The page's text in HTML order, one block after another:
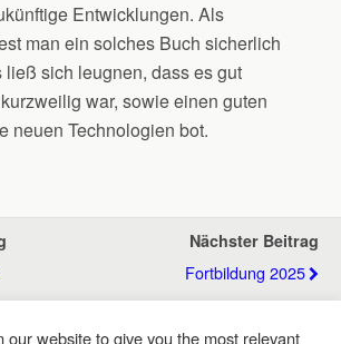
Entwicklungen. Als
man ein solches Buch sicherlich
ließ sich leugnen, dass es gut
war, sowie einen guten
neuen Technologien bot.
Nächster Beitrag
Fortbildung 2025
our website to give you the most relevant